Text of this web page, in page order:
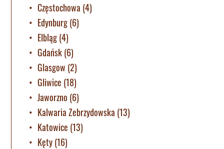
Częstochowa (4)
Edynburg(6)
Elbląg(4)
Gdańsk(6)
Glasgow (2)
Gliwice (18)
Jaworzno (6)
Kalwaria Zebrzydowska (13)
Katowice (13)
Kęty(16)